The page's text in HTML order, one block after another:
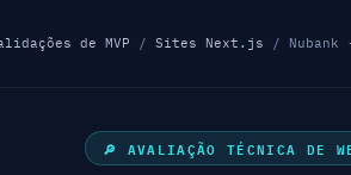
de MVP / Sites Next.js / Nubank
🔎 AVALIAÇÃO TÉCNICA DE